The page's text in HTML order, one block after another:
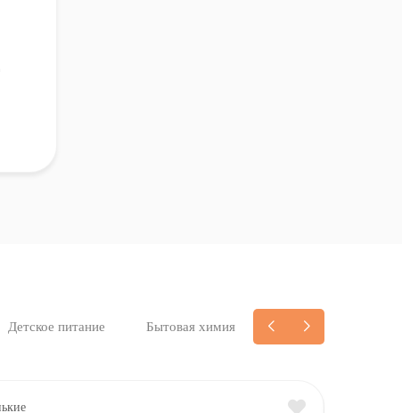
Детское питание Бытовая химия